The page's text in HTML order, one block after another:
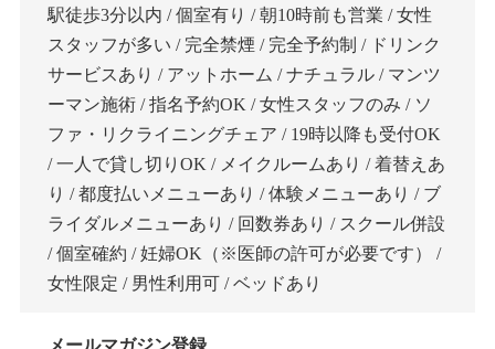
駅徒歩3分以内 / 個室有り / 朝10時前も営業 / 女性
スタッフが多い / 完全禁煙 / 完全予約制 / ドリンク
サービスあり / アットホーム / ナチュラル / マンツ
ーマン施術 / 指名予約OK / 女性スタッフのみ / ソ
ファ・リクライニングチェア / 19時以降も受付OK
/ 一人で貸し切りOK / メイクルームあり / 着替えあ
り / 都度払いメニューあり / 体験メニューあり / ブ
ライダルメニューあり / 回数券あり / スクール併設
/ 個室確約 / 妊婦OK（※医師の許可が必要です） /
女性限定 / 男性利用可 / ベッドあり